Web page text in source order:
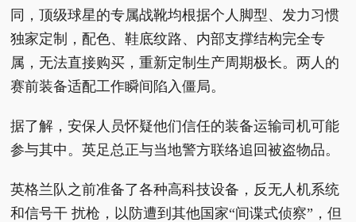
同，顶级球星的专属战靴均根据个人脚型、发力习惯
独家定制，配色、鞋底纹路、内部支撑结构完全专
属，无法直接购买，重新定制生产周期极长。两人的
赛前装备适配工作瞬间陷入僵局。
据了解，安保人员怀疑他们信任的装备运输司机可能
参与其中。英足总正与当地警方联络追回被盗物品。
英格兰队之前准备了各种高科技设备，反无人机系统
和信号干 扰枪，以防遭到其他国家“间谍式侦察”，但